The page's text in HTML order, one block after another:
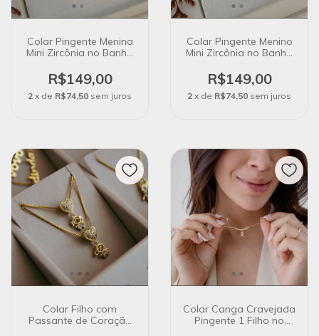
Colar Pingente Menina
Mini Zircônia no Banho
R$149,00
2 x de R$74,50 sem juros
Colar Pingente Menino
Mini Zircônia no Banho
R$149,00
2 x de R$74,50 sem juros
Colar Filho com
Passante de Coração
Colar Canga Cravejada
Pingente 1 Filho no